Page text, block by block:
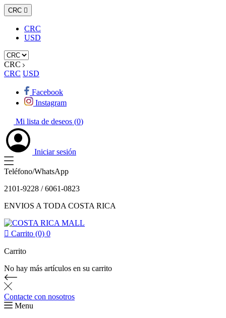
CRC 
CRC
USD
CRC
CRC USD
Facebook
Instagram
Mi lista de deseos (0)
Iniciar sesión
Teléfono/WhatsApp
2101-9228 / 6061-0823
ENVIOS A TODA COSTA RICA
 Carrito (0) 0
Carrito
No hay más artículos en su carrito
Contacte con nosotros
Menu